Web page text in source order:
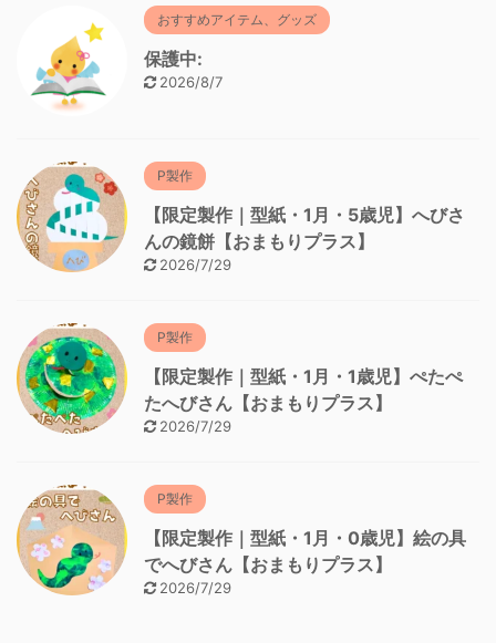
おすすめアイテム、グッズ
保護中:
2026/8/7
P製作
【限定製作｜型紙・1月・5歳児】へびさ
んの鏡餅【おまもりプラス】
2026/7/29
P製作
【限定製作｜型紙・1月・1歳児】ぺたぺ
たへびさん【おまもりプラス】
2026/7/29
P製作
【限定製作｜型紙・1月・0歳児】絵の具
でへびさん【おまもりプラス】
2026/7/29